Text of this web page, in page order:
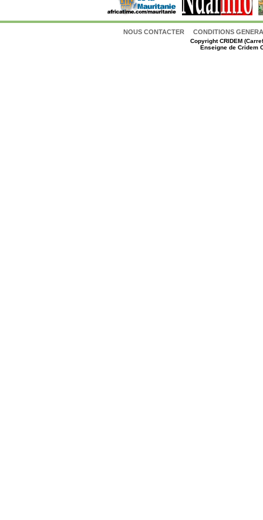
NOUS CONTACTER CONDITIONS
CopyrightCRIDEM
Enseigne de Cridem